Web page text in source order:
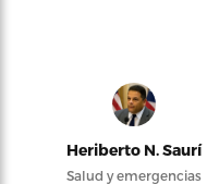
Heriberto N. Saurí
Salud y emergencias